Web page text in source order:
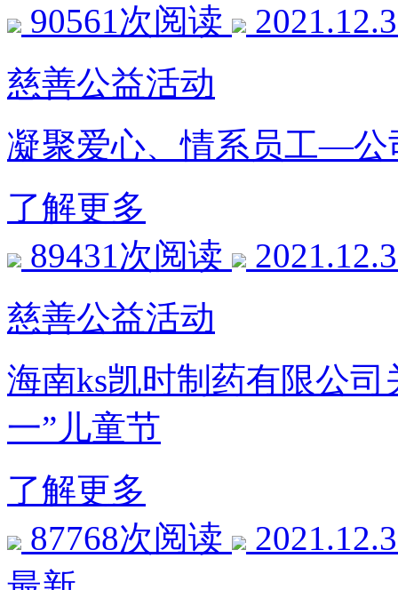
90561次阅读
慈善公益活动
凝聚爱心、情系员工—公
了解更多
89431次阅读
慈善公益活动
海南ks凯时制药有限公司
一”儿童节
了解更多
87768次阅读